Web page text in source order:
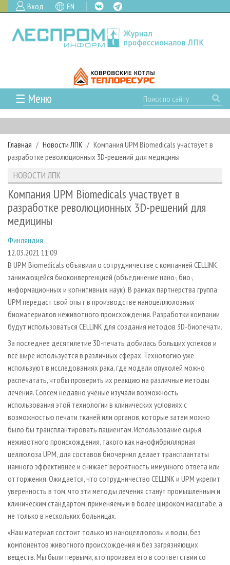
Вход EN
☰ Меню
ГЛАВНАЯ
РУБРИКИ И ТЕМЫ
РУБРИКИ ЖУРНАЛА
ЛЕСОЗАГОТОВКА
ЛЕСОПИЛЕНИЕ
ДЕРЕВООБРАБОТКА
СУШКА ДРЕВЕСИНЫ
ПРОИЗВОДСТВО ДРЕВЕСНЫХ ПЛИТ
ДЕРЕВЯННОЕ ДОМОСТРОЕНИЕ
ПРОИЗВОДСТВО МЕБЕЛИ
БИОЭНЕРГЕТИКА
ЦБП
ИНСТРУМЕНТ И МАТЕРИАЛЫ
НОВОСТИ
НОВОСТИ ЛПК
НОВОСТИ ЖУРНАЛА
НОВОСТИ КОМПАНИЙ
ПРОЕКТЫ ЛПИ
АНАЛИТИКА
ПРЕДПРИЯТИЯ ЛПК
ЛЕСНЫЕ РЕГИОНЫ РОССИИ
ПЕРСОНЫ
МОБИЛЬНЫЕ ВЫСТАВКИ
ОФИЦИАЛЬНЫЕ ДЕЛЕГАЦИИ
ПРИОРИТЕТНЫЕ ИНВЕСТПРОЕКТЫ
RUSSIAN FORESTRY REVIEW
ГАЗЕТА ЛЕСПРОМФОРУМ
БИБЛИОТЕКА СПЕЦИАЛИСТА
АРХИВ ЖУРНАЛОВ
СТАТЬИ
О ЖУРНАЛЕ
ПОДПИСКА
КОНТАКТЫ
РЕКЛАМОДАТЕЛЯМ
РЕКЛАМА
РЕКЛАМА НА САЙТЕ
Главная Новости ЛПК
Компания UPM Biomedicals участвует в
разработке революционных 3D-решений для медицины
НОВОСТИ ЛПК
Компания UPM Biomedicals участвует в
разработке революционных 3D-решений для
медицины
Финляндия
12.03.2021 11:09
В UPM Biomedicals объявили о сотрудничестве с компанией CELLINK,
занимающейся биоконвергенцией (объединение нано-, био-,
информационных и когнитивных наук). В рамках партнерства группа
UPM передаст свой опыт в производстве наноцеллюлозных
биоматериалов неживотного происхождения. Разработки компании
будут использоваться CELLINK для создания методов 3D-биопечати.
За последнее десятилетие 3D-печать добилась больших успехов и
все шире используется в различных сферах. Технологию уже
используют в исследованиях рака, где модели опухолей можно
распечатать, чтобы проверить их реакцию на различные методы
лечения. Совсем недавно ученые изучали возможность
использования этой технологии в клинических условиях с
возможностью печати тканей или органов, которые затем можно
было бы трансплантировать пациентам. Использование сырья
неживотного происхождения, такого как нанофибриллярная
целлюлоза UPM, для составов биочернил делает трансплантаты
намного эффективнее и снижает вероятность иммунного ответа или
отторжения. Ожидается, что сотрудничество CELLINK и UPM укрепит
уверенность в том, что эти методы лечения станут промышленным и
клиническим стандартом, применяемым в более широком масштабе, а
не только в нескольких больницах.
«Наш материал состоит только из наноцеллюлозы и воды, без
компонентов животного происхождения и без загрязняющих
веществ. Мы были первыми, кто произвел его в соответствии со